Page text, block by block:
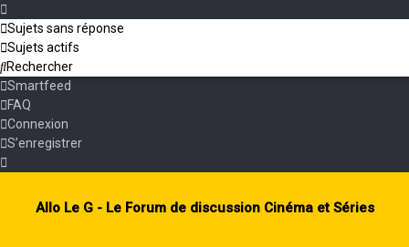
Sujets sans réponse
Sujets actifs
Rechercher
Smartfeed
FAQ
Connexion
S’enregistrer
Allo Le G - Le Forum de discussion Cinéma et Séries